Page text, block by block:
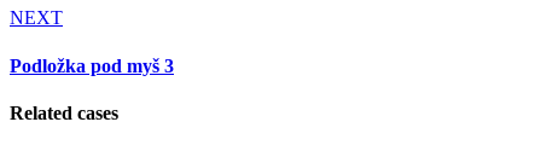
NEXT
Podložka pod myš 3
Related сases